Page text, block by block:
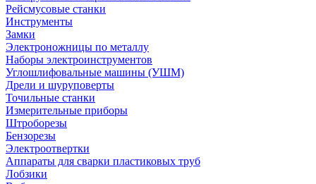
Рейсмусовые станки
Инструменты
Замки
Электроножницы по металлу
Наборы электроинструментов
Углошлифовальные машины (УШМ)
Дрели и шуруповерты
Точильные станки
Измерительные приборы
Штроборезы
Бензорезы
Электроотвертки
Аппараты для сварки пластиковых труб
Лобзики